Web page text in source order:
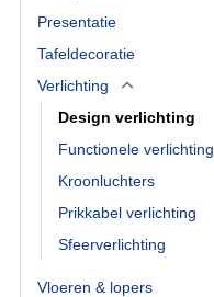
Presentatie
Tafeldecoratie
Verlichting
Design verlichting
Functionele verlichting
Kroonluchters
Prikkabel verlichting
Sfeerverlichting
Vloeren & lopers